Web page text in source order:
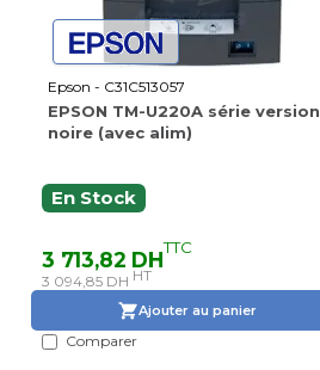
Epson - C31C513057
EPSON TM-U220A série version
noire (avec alim)
En Stock
3 713,82 DHTTC
3 094,85 DH HT
Ajouter au panier
Comparer